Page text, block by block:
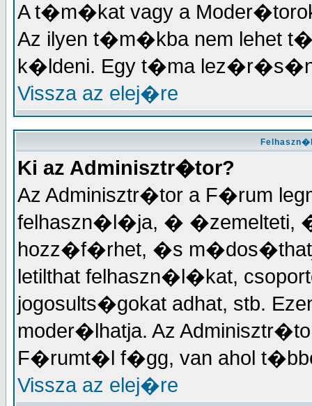
A t�m�kat vagy a
Az ilyen t�m�kba nem lehet
k�ldeni. Egy t�ma
Vissza az elej�re
Ki az Adminisztr�tor?
Az Adminisztr�tor a F�rum
felhaszn�l�ja, � �zemelteti,
hozz�f�rhet, �s
letilthat felhaszn�l�kat,
jogosults�gokat adhat, stb.
moder�lhatja. Az
F�rumt�l f�gg, van ahol
Vissza az elej�re